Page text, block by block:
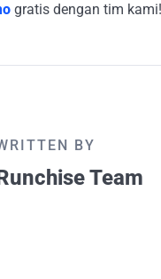
gratis dengan tim kami!
BY
Team